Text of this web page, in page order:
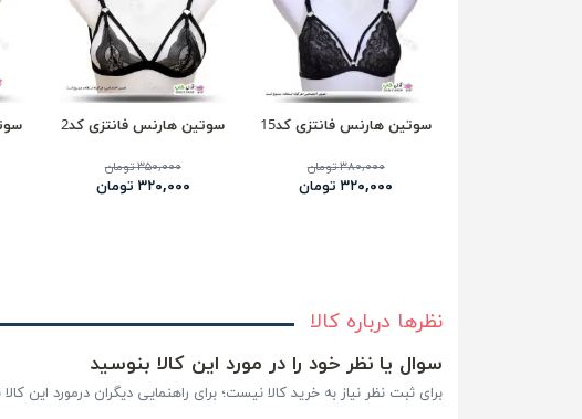
سوتین هارنس فانتزی کد15
۳۸۰,۰۰۰ تومان
۳۲۰,۰۰۰ تومان
سوتین هارنس فانتزی کد2
۳۵۰,۰۰۰ تومان
۳۲۰,۰۰۰ تومان
نظرها درباره کالا
سوال یا نظر خود را در مورد این کالا بنوسید
برای ثبت نظر نیاز به خرید کالا نیست؛ برای راهنمایی دیگران درمورد این